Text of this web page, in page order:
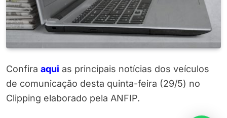
Confira aqui as principais notícias dos veículos
de comunicação desta quinta-feira (29/5) no
Clipping elaborado pela ANFIP.